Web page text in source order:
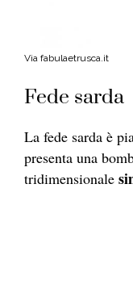
Via fabulaetrusca.it
Fede sarda
La fede sarda è
presenta una
tridimensionale